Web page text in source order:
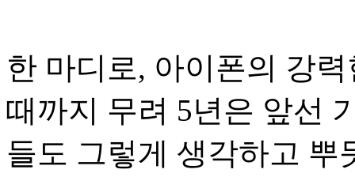
한 마디로, 아이폰의 강
때까지 무려 5년은 앞선
들도 그렇게 생각하고 뿌